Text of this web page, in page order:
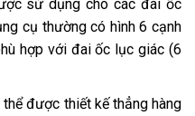
sử dụng cho các đai ốc
cụ thường có hình 6 cạnh
hợp với đai ốc lục giác (6
được thiết kế thẳng hàng